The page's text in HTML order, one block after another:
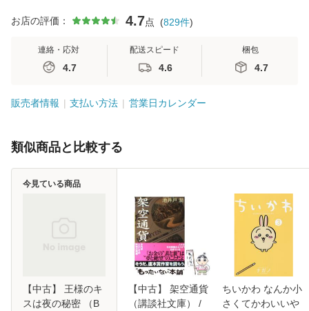
お店の評価： 4.7点 (829件)
連絡・応対
4.7
配送スピード
4.6
梱包
4.7
販売者情報 支払い方法 営業日カレンダー
類似商品と比較する
【中古】 王様のキ
スは夜の秘密 （B
今見ている商品
【中古】 架空通貨
（講談社文庫） /
ちいかわ なんか小
さくてかわいいや